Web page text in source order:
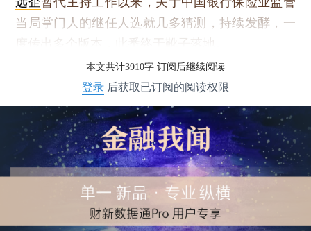
当局掌门人的继任人选就几多猜测，持续发酵，一
度传出多个版本，此番终于靴子落地。
本文共计3910字 订阅后继续阅读
登录 后获取已订阅的阅读权限